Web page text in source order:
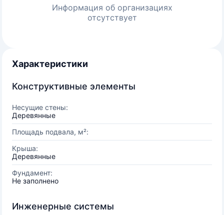
Информация об организациях
отсутствует
Характеристики
Конструктивные элементы
Несущие стены:
Деревянные
Площадь подвала, м²:
Крыша:
Деревянные
Фундамент:
Не заполнено
Инженерные системы